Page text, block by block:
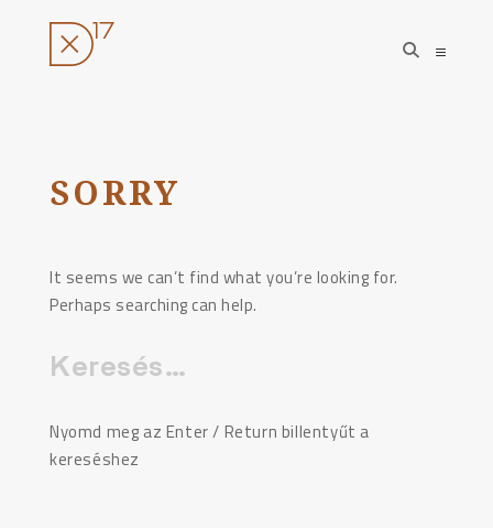
tartalomhoz
open
search
open
SORRY
It seems we can’t find what you’re looking for.
Perhaps searching can help.
Keresés:
Nyomd meg az Enter / Return billentyűt a
kereséshez